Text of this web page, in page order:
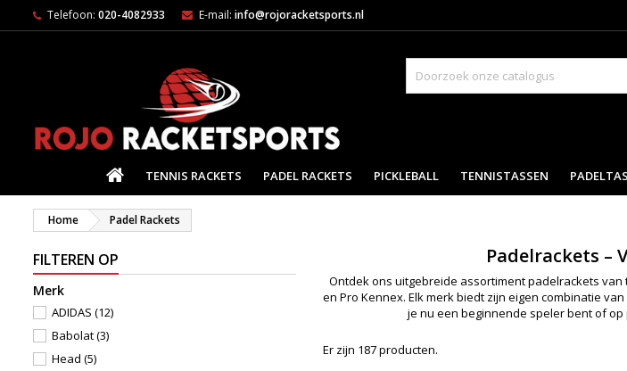
Telefoon: 020-4082933 E-mail: info@rojoracketsports.nl
HOMETENNIS RACKETS PADEL RACKETS PICKLEBALL TENNISTASSEN
Home Padel Rackets
FILTEREN OP
Merk
ADIDAS (12)
Babolat(3)
Head (5)
Padelrackets –
Ontdek ons uitgebreide assortiment padelrackets van
en Pro Kennex. Elk merk biedt zijn eigen combinatie
je nu een beginnende speler bent of
Er zijn 187 producten.